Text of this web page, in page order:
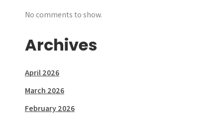
No comments to show.
Archives
April 2026
March 2026
February 2026